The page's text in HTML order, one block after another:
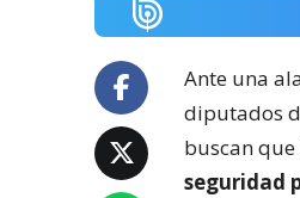
Ante una
diputados
buscan
seguridad